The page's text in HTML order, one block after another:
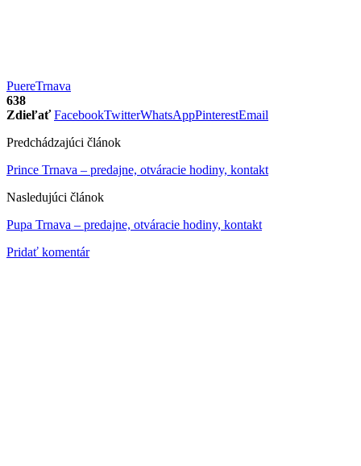
PuereTrnava
638
Zdieľať FacebookTwitterWhatsAppPinterestEmail
Predchádzajúci článok
Prince Trnava – predajne, otváracie hodiny, kontakt
Nasledujúci článok
Pupa Trnava – predajne, otváracie hodiny, kontakt
Pridať komentár